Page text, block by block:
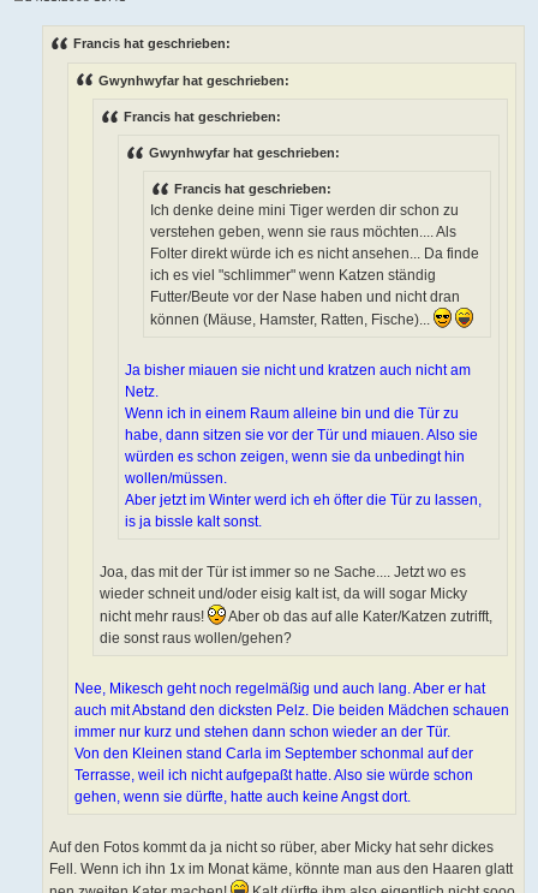
Francis hat geschrieben:
Gwynhwyfar hat geschrieben:
Francis hat geschrieben:
Gwynhwyfar hat geschrieben:
Francis hat geschrieben:
Ich denke deine mini Tiger werden dir schon zu
verstehen geben, wenn sie raus möchten.... Als
Folter direkt würde ich es nicht ansehen... Da finde
ich es viel "schlimmer" wenn Katzen ständig
Futter/Beute vor der Nase haben und nicht dran
können (Mäuse, Hamster, Ratten, Fische)...
Ja bisher miauen sie nicht und kratzen auch nicht am
Netz.
Wenn ich in einem Raum alleine bin und die Tür zu
habe, dann sitzen sie vor der Tür und miauen. Also sie
würden es schon zeigen, wenn sie da unbedingt hin
wollen/müssen.
Aber jetzt im Winter werd ich eh öfter die Tür zu lassen,
is ja bissle kalt sonst.
Joa, das mit der Tür ist immer so ne Sache.... Jetzt wo es
wieder schneit und/oder eisig kalt ist, da will sogar Micky
nicht mehr raus!
Aber ob das auf alle Kater/Katzen zutrifft,
die sonst raus wollen/gehen?
Nee, Mikesch geht noch regelmäßig und auch lang. Aber er hat
auch mit Abstand den dicksten Pelz. Die beiden Mädchen schauen
immer nur kurz und stehen dann schon wieder an der Tür.
Von den Kleinen stand Carla im September schonmal auf der
Terrasse, weil ich nicht aufgepaßt hatte. Also sie würde schon
gehen, wenn sie dürfte, hatte auch keine Angst dort.
Auf den Fotos kommt da ja nicht so rüber, aber Micky hat sehr dickes
Fell. Wenn ich ihn 1x im Monat käme, könnte man aus den Haaren glatt